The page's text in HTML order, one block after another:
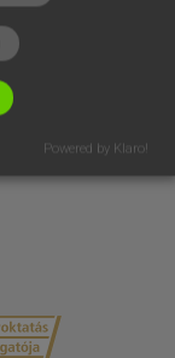
Powered by Klaro!